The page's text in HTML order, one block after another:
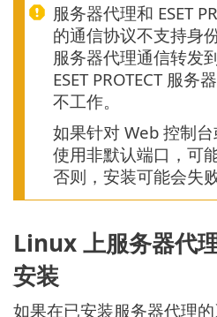
服务器代理和 ESET
的通信协议不支持身
服务器代理通信转发
ESET PROTECT 服务
不工作。
如果针对 Web 控制
使用非默认端口，可
否则，安装可能会失败
Linux 上服务器代
安装
如果在已安装服务器代理